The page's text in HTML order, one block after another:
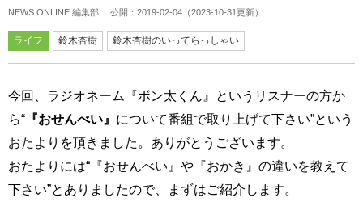
NEWS ONLINE 編集部 公開： 2019-02-04 （2023-10-31更新）
ライフ 鈴木杏樹 鈴木杏樹のいってらっしゃい
今回、ラジオネーム『ボン太くん』というリスナーの方か
ら“ 『おせんべい』 について番組で取り上げて下さい”という
おたよりを頂きました。ありがとうございます。
おたよりには“『おせんべい』や『おかき』の違いを教えて
下さい”とありましたので、まずはご紹介します。